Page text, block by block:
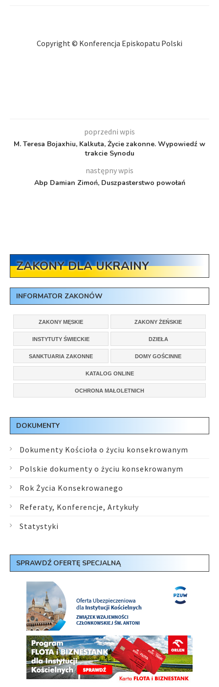
Copyright © Konferencja Episkopatu Polski
poprzedni wpis
M. Teresa Bojaxhiu, Kalkuta, Życie zakonne. Wypowiedź w
trakcie Synodu
następny wpis
Abp Damian Zimoń, Duszpasterstwo powołań
ZAKONY DLA UKRAINY
INFORMATOR ZAKONÓW
ZAKONY MĘSKIE ZAKONY ŻEŃSKIE
INSTYTUTY ŚWIECKIE DZIEŁA
SANKTUARIA ZAKONNE DOMY GOŚCINNE
KATALOG ONLINE
OCHRONA MAŁOLETNICH
DOKUMENTY
Dokumenty Kościoła o życiu konsekrowanym
Polskie dokumenty o życiu konsekrowanym
Rok Życia Konsekrowanego
Referaty, Konferencje, Artykuły
Statystyki
SPRAWDŹ OFERTĘ SPECJALNĄ